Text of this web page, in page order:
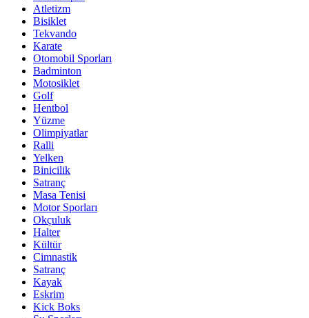
Atletizm
Bisiklet
Tekvando
Karate
Otomobil Sporları
Badminton
Motosiklet
Golf
Hentbol
Yüzme
Olimpiyatlar
Ralli
Yelken
Binicilik
Satranç
Masa Tenisi
Motor Sporları
Okçuluk
Halter
Kültür
Cimnastik
Satranç
Kayak
Eskrim
Kick Boks